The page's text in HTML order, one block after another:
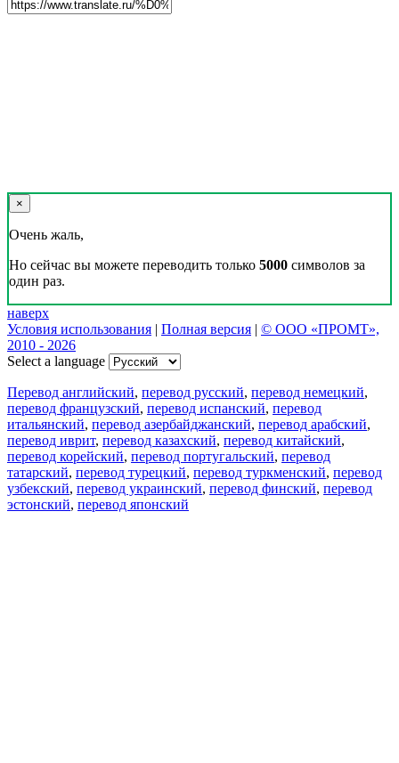
×
Очень жаль,
Но сейчас вы можете переводить только 5000 символов за
один раз.
наверх
Условия использования | Полная версия | © ООО «ПРОМТ»,
2010 - 2026
Select a language
Перевод английский, перевод русский, перевод немецкий,
перевод французский, перевод испанский, перевод
итальянский, перевод азербайджанский, перевод арабский,
перевод иврит, перевод казахский, перевод китайский,
перевод корейский, перевод португальский, перевод
татарский, перевод турецкий, перевод туркменский, перевод
узбекский, перевод украинский, перевод финский, перевод
эстонский, перевод японский